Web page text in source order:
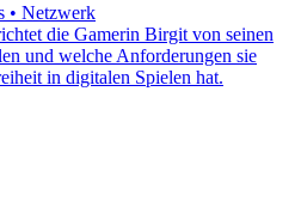
• Netzwerk
die Gamerin Birgit von seinen
und welche Anforderungen sie
in digitalen Spielen hat.